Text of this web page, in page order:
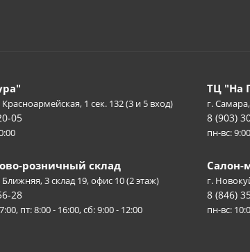
1 сек. 132 (3 и 5 вход)
05
ТЦ "На
г.
8 (903)
пн-вс:
розничный склад
3 склад 19, офис 10 (2 этаж)
28
пт: 8:00 - 16:00, сб: 9:00 - 12:00
Салон-
г.
8 (846)
пн-вс: